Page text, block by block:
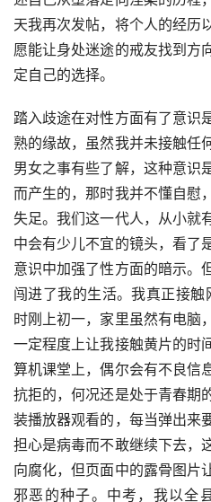
天我再次发帖，将个人的经历
愿能让身处迷途的戒友找到方
定自己的选择。
踏入歧途在对性方面有了意识
熟的缘故，虽然我并未接触任
男女之事有些了解，这种意识
而产生的，那时我并不懂自慰
失足。我们这一代人，从小就
中会有少儿不宜的镜头，看了
意识中加强了性方面的暗示。
闯进了我的生活。我真正接
时刚上初一，家里虽然有电脑
一定程度上让我接触黄片的时
算机课堂上，偶尔会有不良信
抗拒的，何况还是处于青春期
装播放器观看的，每当弹出来
担心是病毒而不敢继续下去，
向腐化，但页面中的露骨图片
邪恶的种子。中考，我以全